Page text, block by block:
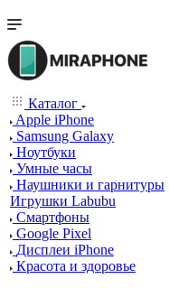
Каталог
Apple iPhone
Samsung Galaxy
Ноутбуки
Умные часы
Наушники и гарнитуры
Игрушки Labubu
Смартфоны
Google Pixel
Дисплеи iPhone
Красота и здоровье